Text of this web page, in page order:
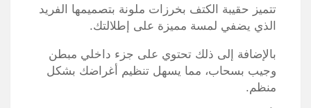
تتميز حقيبة الكتف بخرزات ملونة بتصميمها الفريد
الذي يضفي لمسة مميزة على إطلالتك.
بالإضافة إلى ذلك تحتوي على جزء داخلي مبطن
وجيب بسحاب، مما يسهل تنظيم أغراضك بشكل
منظم.